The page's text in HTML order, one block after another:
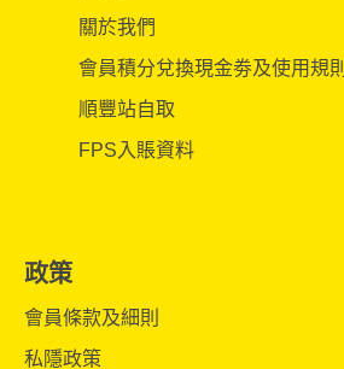
關於我們
會員積分兌換現金劵及使用規則
順豐站自取
FPS入賬資料
政策
會員條款及細則
私隱政策